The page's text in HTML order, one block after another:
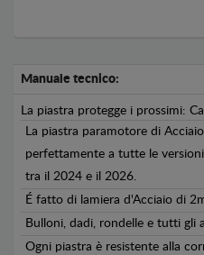
Manuale tecnico:
La piastra protegge i prossimi:
La piastra paramotore di
perfettamente a tutte le
tra il 2024 e il 2026.
É fatto di lamiera d'Acciaio di
Bulloni, dadi, rondelle e tutti gli
Ogni piastra è resistente alla